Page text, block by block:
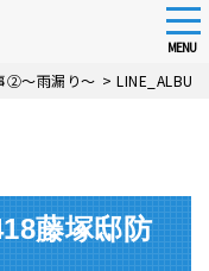
MENU
②～雨漏り～ >
藤塚邸防